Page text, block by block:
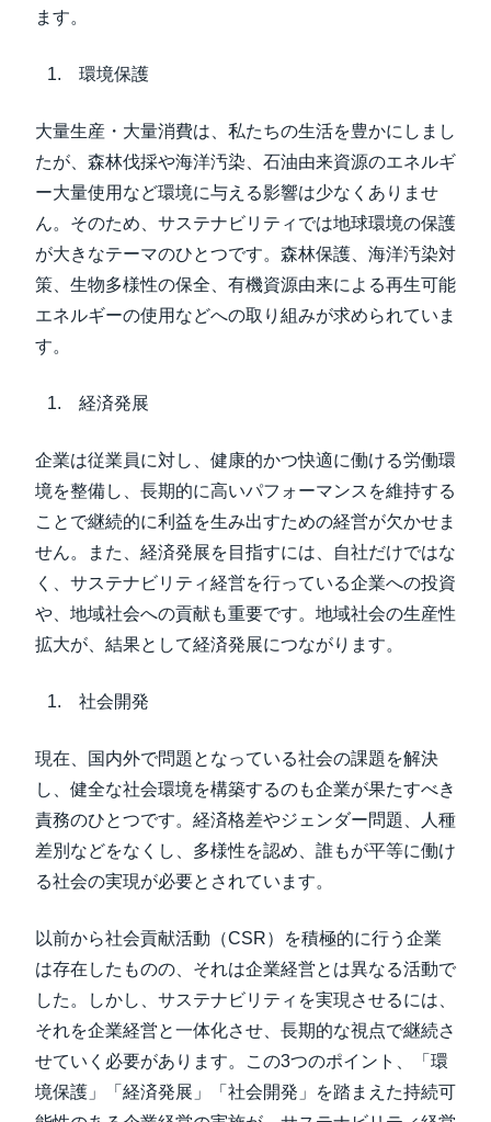
ます。
環境保護
大量生産・大量消費は、私たちの生活を豊かにしまし
たが、森林伐採や海洋汚染、石油由来資源のエネルギ
ー大量使用など環境に与える影響は少なくありませ
ん。そのため、サステナビリティでは地球環境の保護
が大きなテーマのひとつです。森林保護、海洋汚染対
策、生物多様性の保全、有機資源由来による再生可能
エネルギーの使用などへの取り組みが求められていま
す。
経済発展
企業は従業員に対し、健康的かつ快適に働ける労働環
境を整備し、長期的に高いパフォーマンスを維持する
ことで継続的に利益を生み出すための経営が欠かせま
せん。また、経済発展を目指すには、自社だけではな
く、サステナビリティ経営を行っている企業への投資
や、地域社会への貢献も重要です。地域社会の生産性
拡大が、結果として経済発展につながります。
社会開発
現在、国内外で問題となっている社会の課題を解決
し、健全な社会環境を構築するのも企業が果たすべき
責務のひとつです。経済格差やジェンダー問題、人種
差別などをなくし、多様性を認め、誰もが平等に働け
る社会の実現が必要とされています。
以前から社会貢献活動（CSR）を積極的に行う企業
は存在したものの、それは企業経営とは異なる活動で
した。しかし、サステナビリティを実現させるには、
それを企業経営と一体化させ、長期的な視点で継続さ
せていく必要があります。この3つのポイント、「環
境保護」「経済発展」「社会開発」を踏まえた持続可